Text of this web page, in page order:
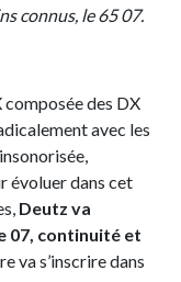
connus, le 65 07.
composée des DX
avec les
évoluer dans cet
Deutz va
07, continuité et
va s’inscrire dans